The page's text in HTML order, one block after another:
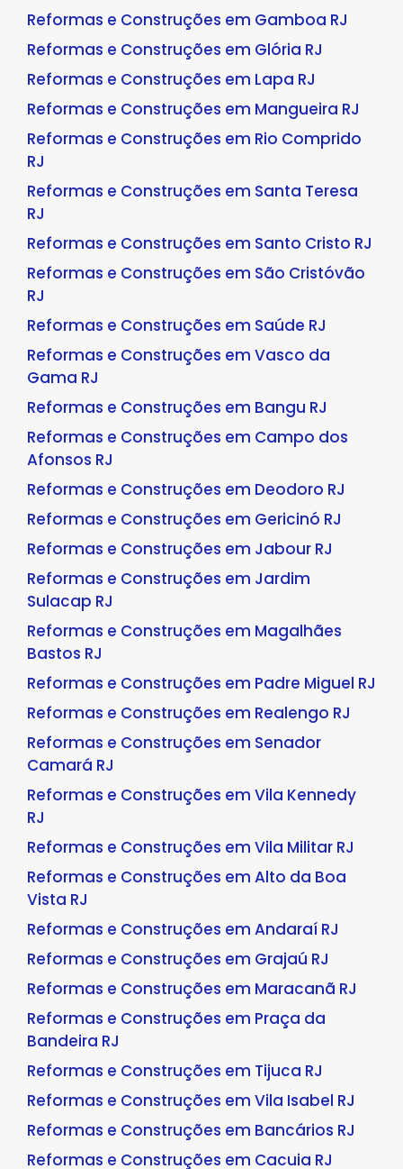
Reformas e Construções em Gamboa RJ
Reformas e Construções em Glória RJ
Reformas e Construções em Lapa RJ
Reformas e Construções em Mangueira RJ
Reformas e Construções em Rio Comprido
RJ
Reformas e Construções em Santa Teresa
RJ
Reformas e Construções em Santo Cristo RJ
Reformas e Construções em São Cristóvão
RJ
Reformas e Construções em Saúde RJ
Reformas e Construções em Vasco da
Gama RJ
Reformas e Construções em Bangu RJ
Reformas e Construções em Campo dos
Afonsos RJ
Reformas e Construções em Deodoro RJ
Reformas e Construções em Gericinó RJ
Reformas e Construções em Jabour RJ
Reformas e Construções em Jardim
Sulacap RJ
Reformas e Construções em Magalhães
Bastos RJ
Reformas e Construções em Padre Miguel RJ
Reformas e Construções em Realengo RJ
Reformas e Construções em Senador
Camará RJ
Reformas e Construções em Vila Kennedy
RJ
Reformas e Construções em Vila Militar RJ
Reformas e Construções em Alto da Boa
Vista RJ
Reformas e Construções em Andaraí RJ
Reformas e Construções em Grajaú RJ
Reformas e Construções em Maracanã RJ
Reformas e Construções em Praça da
Bandeira RJ
Reformas e Construções em Tijuca RJ
Reformas e Construções em Vila Isabel RJ
Reformas e Construções em Bancários RJ
Reformas e Construções em Cacuia RJ